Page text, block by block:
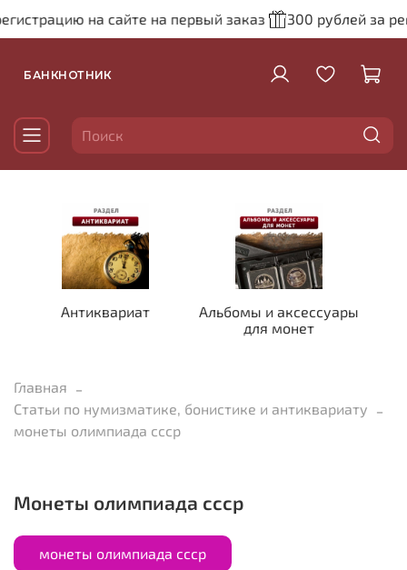
на сайте на первый заказ 300 рублей за
БАНКНОТНИК
Антиквариат
Альбомы и аксессуары
для монет
Главная
Статьи по нумизматике, бонистике и антиквариату
монеты олимпиада ссср
монеты олимпиада ссср
монеты олимпиада ссср